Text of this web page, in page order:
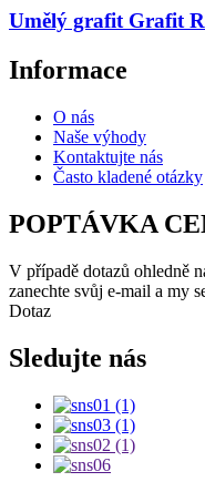
Umělý grafit Grafit
Informace
O nás
Naše výhody
Kontaktujte nás
Často kladené otázky
POPTÁVKA
V případě dotazů ohledně
zanechte svůj e-mail a my
Dotaz
Sledujte nás